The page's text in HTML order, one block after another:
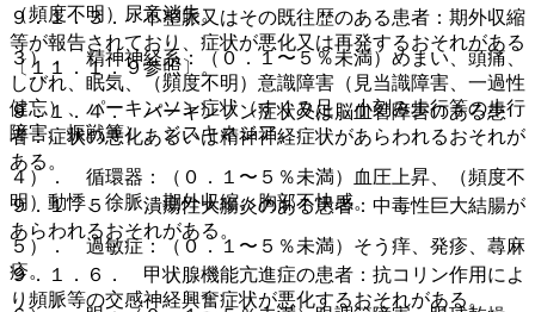
９．１．３． 不整脈又はその既往歴のある患者：期外収縮
等が報告されており、症状が悪化又は再発するおそれがある
〔１１．１．９参照〕。
９．１．４． パーキンソン症状又は脳血管障害のある患
者：症状の悪化あるいは精神神経症状があらわれるおそれが
ある。
９．１．５． 潰瘍性大腸炎のある患者：中毒性巨大結腸が
あらわれるおそれがある。
９．１．６． 甲状腺機能亢進症の患者：抗コリン作用によ
り頻脈等の交感神経興奮症状が悪化するおそれがある。
（頻度不明）尿意消失。
３）． 精神神経系：（０．１〜５％未満）めまい、頭痛、
しびれ、眠気、（頻度不明）意識障害（見当識障害、一過性
健忘）、パーキンソン症状（すくみ足、小刻み歩行等の歩行
障害、振戦等）、ジスキネジア。
４）． 循環器：（０．１〜５％未満）血圧上昇、（頻度不
明）動悸、徐脈、期外収縮、胸部不快感。
５）． 過敏症：（０．１〜５％未満）そう痒、発疹、蕁麻
疹。